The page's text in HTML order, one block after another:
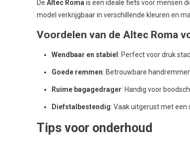
DeAltec Roma is een ideale fiets voor mensen
model verkrijgbaar in verschillende kleuren en
Voordelen van de Altec Roma
Wendbaar en stabiel : Perfect voor druk
Goede remmen: Betrouwbare
Ruime bagagedrager: Handig voor
Diefstalbestendig: Vaak uitgerust met een
Tips voor onderhoud